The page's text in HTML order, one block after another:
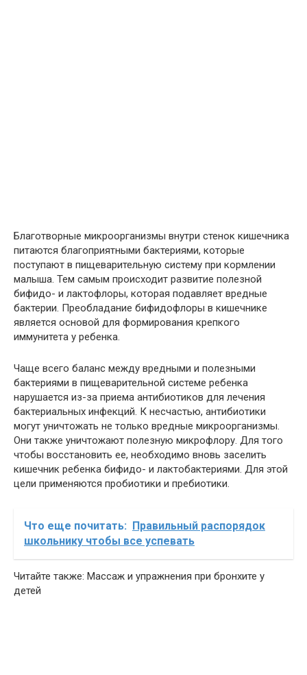
Благотворные микроорганизмы внутри стенок кишечника
питаются благоприятными бактериями, которые
поступают в пищеварительную систему при кормлении
малыша. Тем самым происходит развитие полезной
бифидо- и лактофлоры, которая подавляет вредные
бактерии. Преобладание бифидофлоры в кишечнике
является основой для формирования крепкого
иммунитета у ребенка.
Чаще всего баланс между вредными и полезными
бактериями в пищеварительной системе ребенка
нарушается из-за приема антибиотиков для лечения
бактериальных инфекций. К несчастью, антибиотики
могут уничтожать не только вредные микроорганизмы.
Они также уничтожают полезную микрофлору. Для того
чтобы восстановить ее, необходимо вновь заселить
кишечник ребенка бифидо- и лактобактериями. Для этой
цели применяются пробиотики и пребиотики.
Что еще почитать: Правильный распорядок
школьнику чтобы все успевать
Читайте также: Массаж и упражнения при бронхите у
детей